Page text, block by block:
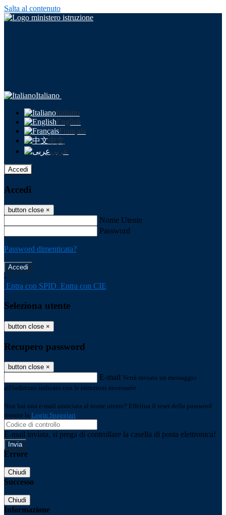
Salta al contenuto
Italiano
Italiano
English
Français
中文
عربى
Accedi
Accedi
button close ×
Nome Utente
Password
Password dimenticata?
-
Entra con SPID Entra con CIE
Seleziona utente
button close ×
Recupero password
button close ×
E-mail Verrà inviato un messaggio
all'indirizzo indicato con le istruzioni necessarie.
Non hai una e-mail associata al nome utente? Effettua il reset della password
tramite la Login Spaggiari
E-mail inviata, si prega di controllare la casella di posta elettronica!
Errore
Chiudi
Successo
Chiudi
Informazione